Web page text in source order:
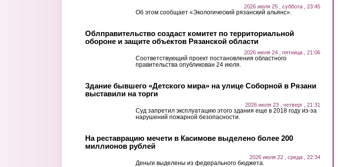
2026 июля 25 , суббота , 23:45
Об этом сообщает «Экологический рязанский альянс».
Облправительство создаст комитет по территориальной
обороне и защите объектов Рязанской области
2026 июля 24 , пятница , 21:06
Соответствующий проект постановления областного
правительства опубликован 24 июля.
Здание бывшего «Детского мира» на улице Соборной в Рязани
выставили на торги
2026 июля 23 , четверг , 21:31
Суд запретил эксплуатацию этого здания еще в 2018 году из-за
нарушений пожарной безопасности.
На реставрацию мечети в Касимове выделено более 200
миллионов рублей
2026 июля 22 , среда , 22:34
Деньги выделены из федерального бюджета.